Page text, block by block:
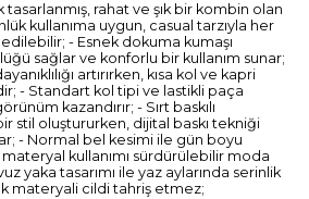
rahat ve şık bir kombin olan
kullanıma uygun, casual tarzıyla her
- Esnek dokuma kumaşı
sağlar ve konforlu bir kullanım sunar;
artırırken, kısa kol ve kapri
- Standart kol tipi ve lastikli paça
kazandırır; - Sırt baskılı
stil oluştururken, dijital baskı tekniği
- Normal bel kesimi ile gün boyu
kullanımı sürdürülebilir moda
yaka tasarımı ile yaz aylarında serinlik
materyali cildi tahriş etmez;